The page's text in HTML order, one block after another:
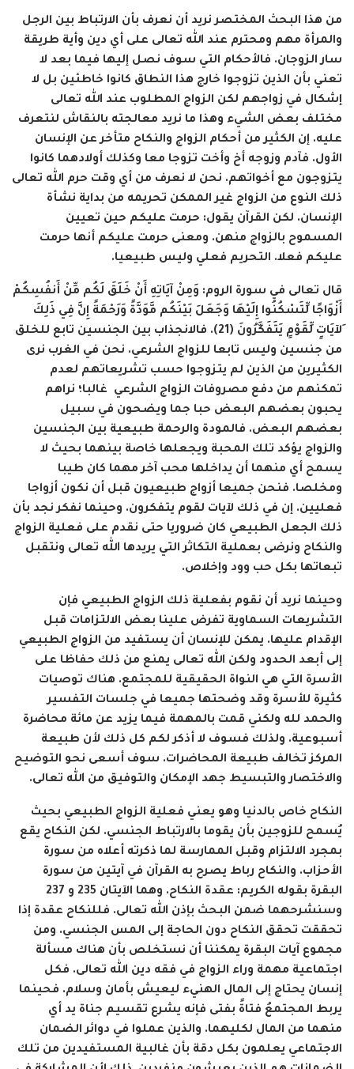
من هذا البحث المختصر نريد أن نعرف بأن الارتباط بين الرجل
والمرأة مهم ومحترم عند الله تعالى على أي دين وأية طريقة
سار الزوجان. فالأحكام التي سوف نصل إليها فيما بعد لا
تعني بأن الذين تزوجوا خارج هذا النطاق كانوا خاطئين بل لا
إشكال في زواجهم لكن الزواج المطلوب عند الله تعالى
مختلف بعض الشيء وهذا ما نريد معالجته بالنقاش لنتعرف
عليه. إن الكثير من أحكام الزواج والنكاح متأخر عن الإنسان
الأول. فآدم وزوجه أخ وأخت تزوجا معا وكذلك أولادهما كانوا
يتزوجون مع أخواتهم. نحن لا نعرف من أي وقت حرم الله تعالى
ذلك النوع من الزواج غير الممكن تحريمه من بداية نشأة
الإنسان. لكن القرآن يقول: حرمت عليكم حين تعيين
المسموح بالزواج منهن. ومعنى حرمت عليكم أنها حرمت
عليكم فعلا. التحريم فعلي وليس طبيعيا.
قال تعالى في سورة الروم: وَمِنْ آيَاتِهِ أَنْ خَلَقَ لَكُم مِّنْ أَنفُسِكُمْ
أَزْوَاجًا لِّتَسْكُنُوا إِلَيْهَا وَجَعَلَ بَيْنَكُم مَّوَدَّةً وَرَحْمَةً إِنَّ فِي ذَلِكَ
َلآيَاتٍ لِّقَوْمٍ يَتَفَكَّرُونَ (21)
. فالانجذاب بين الجنسين تابع للخلق
من جنسين وليس تابعا للزواج الشرعي. نحن في الغرب نرى
الكثيرين من الذين لم يتزوجوا حسب تشريعاتهم لعدم
تمكنهم من دفع مصروفات الزواج الشرعي غالبا؛ نراهم
يحبون بعضهم البعض حبا جما ويضحون في سبيل
بعضهم البعض. فالمودة والرحمة طبيعية بين الجنسين
والزواج يؤكد تلك المحبة ويجعلها خاصة بينهما بحيث لا
يسمح أي منهما أن يداخلها محب آخر مهما كان طيبا
ومخلصا. فنحن جميعا أزواج طبيعيون قبل أن نكون أزواجا
فعليين. إن في ذلك لآيات لقوم يتفكرون. وحينما نفكر نجد بأن
ذلك الجعل الطبيعي كان ضروريا حتى نقدم على فعلية الزواج
والنكاح ونرضى بعملية التكاثر التي يريدها الله تعالى ونتقبل
تبعاتها بكل حب وود وإخلاص.
وحينما نريد أن نقوم بفعلية ذلك الزواج الطبيعي فإن
التشريعات السماوية تفرض علينا بعض الالتزامات قبل
الإقدام عليها. يمكن للإنسان أن يستفيد من الزواج الطبيعي
إلى أبعد الحدود ولكن الله تعالى يمنع من ذلك حفاظا على
الأسرة التي هي النواة الحقيقية للمجتمع. هناك توصيات
كثيرة للأسرة وقد وضحتها جميعا في جلسات التفسير
والحمد لله ولكني قمت بالمهمة فيما يزيد عن مائة محاضرة
أسبوعية. ولذلك فسوف لا أذكر لكم كل ذلك لأن طبيعة
المركز تخالف طبيعة المحاضرات. سوف أسعى نحو التوضيح
والاختصار والتبسيط جهد الإمكان والتوفيق من الله تعالى.
النكاح خاص بالدنيا وهو يعني فعلية الزواج الطبيعي بحيث
يُسمح للزوجين بأن يقوما بالارتباط الجنسي. لكن النكاح يقع
بمجرد الالتزام وقبل الممارسة لما ذكرته أعلاه من سورة
الأحزاب. والنكاح رباط يصرح به القرآن في آيتين من سورة
البقرة بقوله الكريم: عقدة النكاح. وهما الآيتان 235 و 237
وسنشرحهما ضمن البحث بإذن الله تعالى. فللنكاح عقدة إذا
تحققت تحقق النكاح دون الحاجة إلى المس الجنسي. ومن
مجموع آيات البقرة يمكننا أن نستخلص بأن هناك مسألة
اجتماعية مهمة وراء الزواج في فقه دين الله تعالى. فكل
إنسان يحتاج إلى المال الهنيء ليعيش بأمان وسلام. فحينما
يربط المجتمعُ فتاةً بفتى فإنه يشرع تقسيم جناة يد أي
منهما من المال لكليهما. والذين عملوا في دوائر الضمان
الاجتماعي يعلمون بكل دقة بأن غالبية المستفيدين من تلك